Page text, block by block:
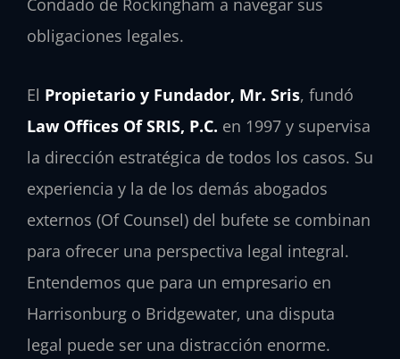
Condado de Rockingham a navegar sus
obligaciones legales.
El Propietario y Fundador, Mr. Sris, fundó
Law Offices Of SRIS, P.C. en 1997 y supervisa
la dirección estratégica de todos los casos. Su
experiencia y la de los demás abogados
externos (Of Counsel) del bufete se combinan
para ofrecer una perspectiva legal integral.
Entendemos que para un empresario en
Harrisonburg o Bridgewater, una disputa
legal puede ser una distracción enorme.